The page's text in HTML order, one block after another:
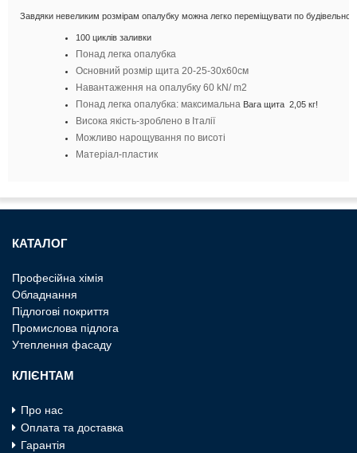
Завдяки невеликим розмірам опалубку можна легко переміщувати по
100 циклiв заливки
Понад легка опалубка
Основний розмір щита 20-25-30х60см
Навантаження на опалубку 60 kN/ m2
Понад легка опалубка: максимальна Вага щита  2,05 кг!
Висока якість-зроблено в Італії
Можливо нарощування по висоті
Матеріал-пластик
КАТАЛОГ
Професiйна хiмiя
Обладнання
Пiдлоговi покриття
Промислова пiдлога
Утеплення фасаду
КЛІЄНТАМ
Про нас
Оплата та доставка
Гарантія